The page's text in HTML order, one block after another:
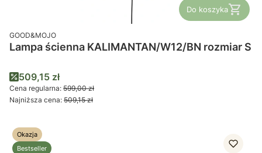
Do koszyka
PRODUCENT
GOOD&MOJO
Lampa ścienna KALIMANTAN/W12/BN rozmiar S
Cena promocyjna
509,15 zł
Cena regularna: 599,00 zł
Najniższa cena: 509,15 zł
Okazja
Bestseller